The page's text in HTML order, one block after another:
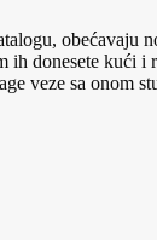
obećavaju
ih donesete kući i
veze sa onom